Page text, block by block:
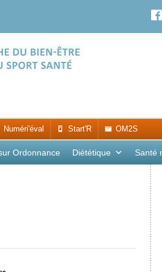
Numéri'éval Start'R OM2S
Ordonnance Diététique Santé